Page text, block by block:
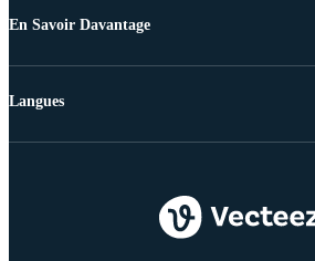
En Savoir Davantage
Langues